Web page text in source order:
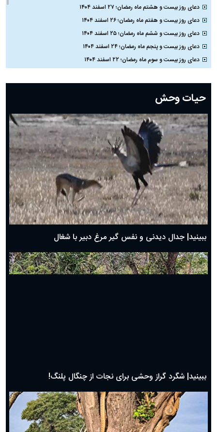
دعای روز بیست و هشتم ماه رمضان؛ ۲۷ اسفند ۱۴۰۴
دعای روز بیست و هفتم ماه رمضان؛ ۲۶ اسفند ۱۴۰۴
دعای روز بیست و ششم ماه رمضان؛ ۲۵ اسفند ۱۴۰۴
دعای روز بیست و پنجم ماه رمضان؛ ۲۴ اسفند ۱۴۰۴
دعای روز بیست و سوم ماه رمضان؛ ۲۲ اسفند ۱۴۰۴
دعای روز بیستم ماه رمضان؛ ۱۹ اسفند ۱۴۰۴
دعای روز هشتم ماه مبارک رمضان؛ ۷ اسفند ماه ۱۴۰۴
دعای روز هفتم ماه رمضان؛ ۶ اسفند ۱۴۰۴
دعای روز ششم ماه رمضان؛ ۵ اسفند ۱۴۰۴
دعای روز پنجم ماه رمضان؛ ۴ اسفند ۱۴۰۴
دعای روز چهارم ماه مبارک رمضان؛ ۳ اسفند ۱۴۰۴
دعای روز سوم ماه مبارک رمضان؛ ۱۴ اسفند ۱۴۰۴
دعای روز دوم ماه مبارک رمضان ۱ اسفند ماه ۱۴۰۴
دعای روز اول ماه مبارک رمضان، ۳۰ بهمن ۱۴۰۴
حضرت زینب(س) چگونه از دنیا رفت؟
بهترین پیامک تبریک روز پدر ۱۴۰۴؛ جملات زیبا و صمیمانه
حیات وحش
ببینید| جدال دیدنی و نفس گیر مرغ دبیر با شغال
ببینید| شگرد گراز وحشی برای نجات از چنگال پلنگ!